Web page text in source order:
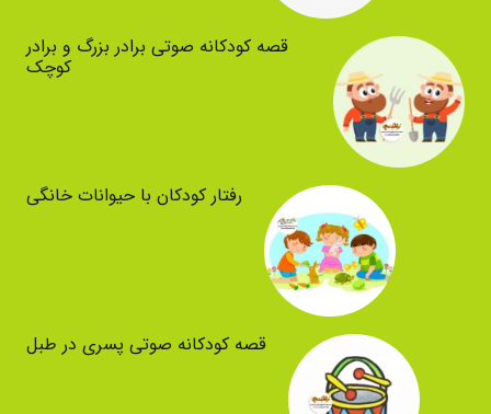
قصه کودکانه صوتی برادر بزرگ و برادر
کوچک
رفتار کودکان با حیوانات خانگی
قصه کودکانه صوتی پسری در طبل